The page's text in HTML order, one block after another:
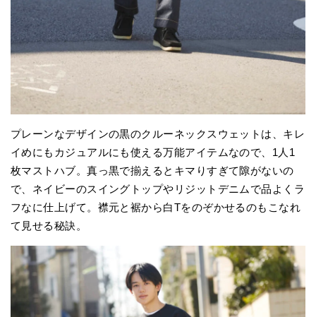
プレーンなデザインの黒のクルーネックスウェットは、キレ
イめにもカジュアルにも使える万能アイテムなので、1人1
枚マストハブ。真っ黒で揃えるとキマりすぎて隙がないの
で、ネイビーのスイングトップやリジットデニムで品よくラ
フなに仕上げて。襟元と裾から白Tをのぞかせるのもこなれ
て見せる秘訣。